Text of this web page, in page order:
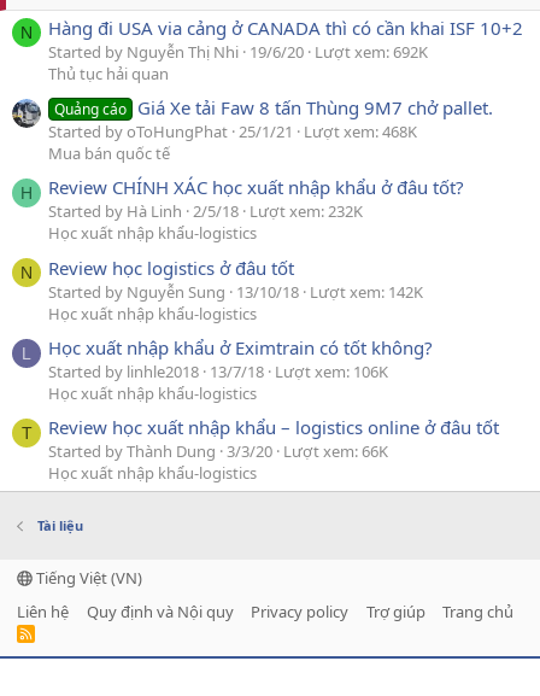
N Hàng đi USA via cảng ở CANADA thì có cần khai ISF 10+2
Started by Nguyễn Thị Nhi 19/6/20 Lượt xem: 692K
Thủ tục hải quan
Quảng cáo Giá Xe tải Faw 8 tấn Thùng 9M7 chở pallet.
Started by oToHungPhat 25/1/21
Lượt xem: 468K
Mua bán quốc tế
H Review CHÍNH XÁC học xuất nhập khẩu ở đâu tốt?
Started by Hà Linh 2/5/18 Lượt xem: 232K
Học xuất nhập khẩu-logistics
N Review học logistics ở đâu tốt
Started by Nguyễn Sung 13/10/18 Lượt xem: 142K
Học xuất nhập khẩu-logistics
L Học xuất nhập khẩu ở Eximtrain có tốt không?
Started by linhle2018 13/7/18 Lượt xem: 106K
Học xuất nhập khẩu-logistics
T Review học xuất nhập khẩu – logistics online ở đâu tốt
Started by Thành Dung 3/3/20 Lượt xem: 66K
Học xuất nhập khẩu-logistics
Tài liệu
Tiếng Việt (VN)
Liên hệ
Quy định và Nội quy Privacy policy Trợ giúp Trang chủ
R